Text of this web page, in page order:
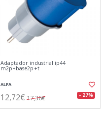
Adaptador industrial ip44
m2p+base2p+t
ALFA
12,72€ 17,36€ - 27%